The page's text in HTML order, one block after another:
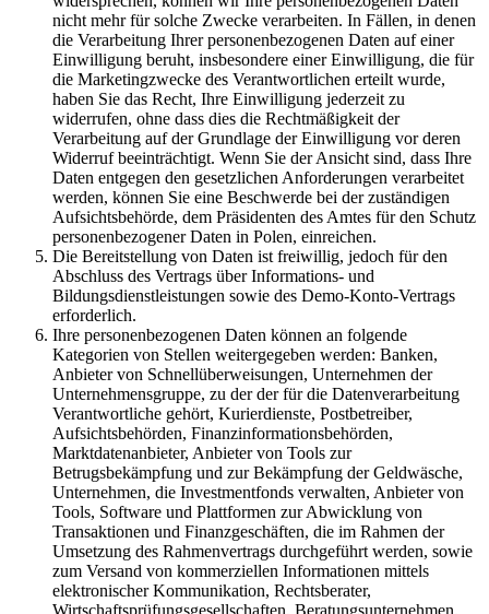
nicht mehr für solche Zwecke verarbeiten. In Fällen, in denen
die Verarbeitung Ihrer personenbezogenen Daten auf einer
Einwilligung beruht, insbesondere einer Einwilligung, die für
die Marketingzwecke des Verantwortlichen erteilt wurde,
haben Sie das Recht, Ihre Einwilligung jederzeit zu
widerrufen, ohne dass dies die Rechtmäßigkeit der
Verarbeitung auf der Grundlage der Einwilligung vor deren
Widerruf beeinträchtigt. Wenn Sie der Ansicht sind, dass Ihre
Daten entgegen den gesetzlichen Anforderungen verarbeitet
werden, können Sie eine Beschwerde bei der zuständigen
Aufsichtsbehörde, dem Präsidenten des Amtes für den Schutz
personenbezogener Daten in Polen, einreichen.
Die Bereitstellung von Daten ist freiwillig, jedoch für den
Abschluss des Vertrags über Informations- und
Bildungsdienstleistungen sowie des Demo-Konto-Vertrags
erforderlich.
Ihre personenbezogenen Daten können an folgende
Kategorien von Stellen weitergegeben werden: Banken,
Anbieter von Schnellüberweisungen, Unternehmen der
Unternehmensgruppe, zu der der für die Datenverarbeitung
Verantwortliche gehört, Kurierdienste, Postbetreiber,
Aufsichtsbehörden, Finanzinformationsbehörden,
Marktdatenanbieter, Anbieter von Tools zur
Betrugsbekämpfung und zur Bekämpfung der Geldwäsche,
Unternehmen, die Investmentfonds verwalten, Anbieter von
Tools, Software und Plattformen zur Abwicklung von
Transaktionen und Finanzgeschäften, die im Rahmen der
Umsetzung des Rahmenvertrags durchgeführt werden, sowie
zum Versand von kommerziellen Informationen mittels
elektronischer Kommunikation, Rechtsberater,
Wirtschaftsprüfungsgesellschaften, Beratungsunternehmen,